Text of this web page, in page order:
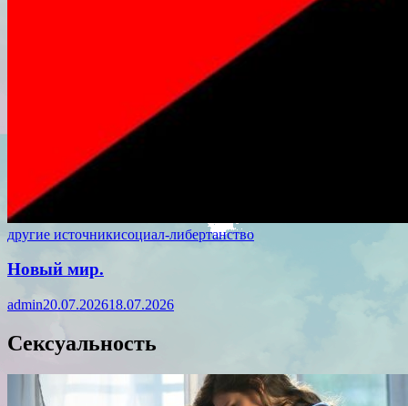
другие источникисоциал-либертанство
Новый мир.
admin20.07.202618.07.2026
Сексуальность